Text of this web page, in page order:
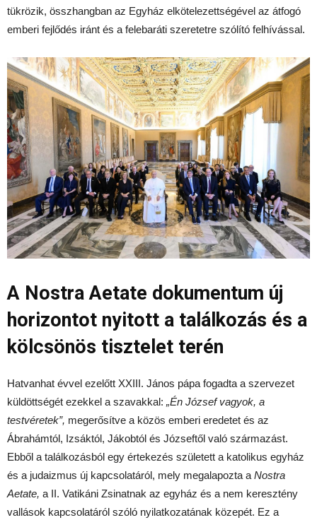
tükrözik, összhangban az Egyház elkötelezettségével az átfogó
emberi fejlődés iránt és a felebaráti szeretetre szólító felhívással.
A Nostra Aetate dokumentum új
horizontot nyitott a találkozás és a
kölcsönös tisztelet terén
Hatvanhat évvel ezelőtt XXIII. János pápa fogadta a szervezet
küldöttségét ezekkel a szavakkal: „Én József vagyok, a
testvéretek”, megerősítve a közös emberi eredetet és az
Ábrahámtól, Izsáktól, Jákobtól és Józseftől való származást.
Ebből a találkozásból egy értekezés született a katolikus egyház
és a judaizmus új kapcsolatáról, mely megalapozta aNostra
Aetate, a II. Vatikáni Zsinatnak az egyház és a nem keresztény
vallások kapcsolatáról szóló nyilatkozatának közepét. Ez a